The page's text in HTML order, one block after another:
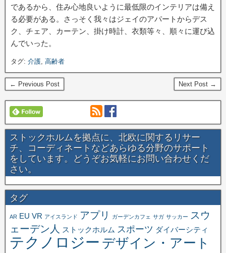
であるから、住み心地良いように最低限のインテリアは備え
る必要がある。さっそく我々はジェイのアパートからデス
ク、チェア、カーテン、掛け時計、衣類等々、順々に運び込
んでいった。
タグ: 介護, 高齢者
← Previous Post Next Post →
ストックホルムを拠点に、北欧に関するリサー
チ、コーディネートなどあらゆる分野のサポート
をしています。どうぞお気軽にお問い合わせくだ
さい。
タグ
AR EU VR アイスランド アプリ ガーデンカフェ サガ サッカー
スウ
ェーデン人
ストックホルム スポーツ ダイバーシティ
テクノロジー デザイン・アート